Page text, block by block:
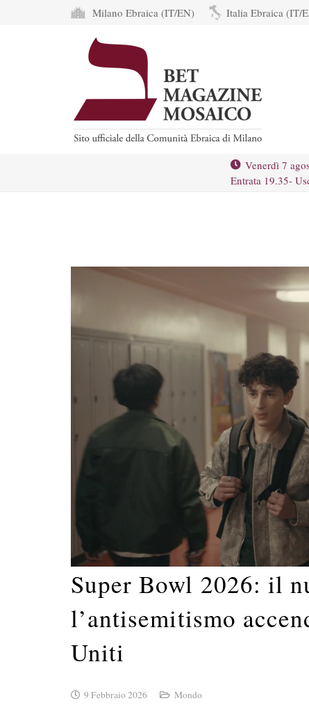
Milano Ebraica (IT/EN) Italia Ebraica (IT/
Venerdì 7
Entrata 19.35-
Super Bowl 2026: il
l’antisemitismo
Uniti
9 Febbraio 2026 Mondo